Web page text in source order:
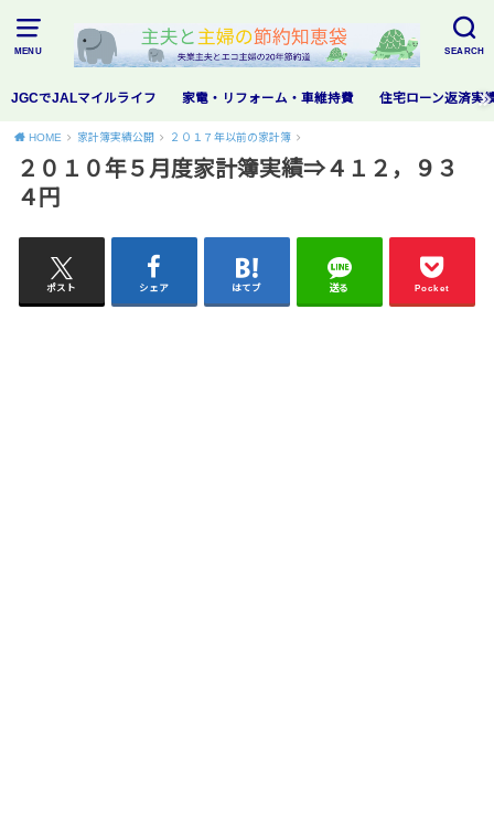
MENU SEARCH
JGCでJALマイルライフ 家電・リフォーム・車維持費 住宅ローン返済実
HOME 家計簿実績公開 ２０１７年以前の家計簿
２０１０年５月度家計簿実績⇒４１２，９３
４円
ポスト シェア はてブ 送る Pocket